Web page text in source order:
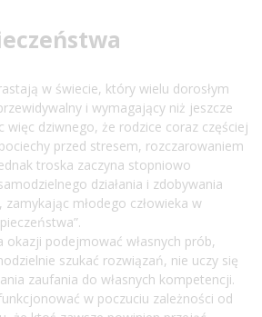
w świecie, który wielu dorosłym
i wymagający niż jeszcze
więc dziwnego, że rodzice coraz częściej
przed stresem, rozczarowaniem
troska zaczyna stopniowo
działania i zdobywania
zamykając młodego człowieka w
okazji podejmować własnych prób,
szukać rozwiązań, nie uczy się
zaufania do własnych kompetencji.
w poczuciu zależności od